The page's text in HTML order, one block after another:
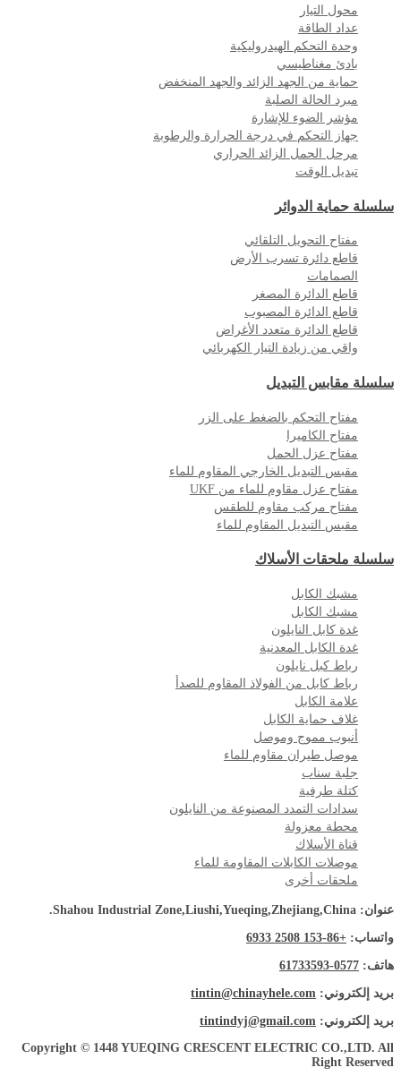
محول التيار
عداد الطاقة
وحدة التحكم الهيدروليكية
بادئ مغناطيسي
حماية من الجهد الزائد والجهد المنخفض
مبرد الحالة الصلبة
مؤشر الضوء للإشارة
جهاز التحكم في درجة الحرارة والرطوبة
مرحل الحمل الزائد الحراري
تبديل الوقت
سلسلة حماية الدوائر
مفتاح التحويل التلقائي
قاطع دائرة تسرب الأرض
الصمامات
قاطع الدائرة المصغر
قاطع الدائرة المصبوب
قاطع الدائرة متعدد الأغراض
واقي من زيادة التيار الكهربائي
سلسلة مقابس التبديل
مفتاح التحكم بالضغط على الزر
مفتاح الكاميرا
مفتاح عزل الحمل
مقبس التبديل الخارجي المقاوم للماء
مفتاح عزل مقاوم للماء من UKF
مفتاح مركب مقاوم للطقس
مقبس التبديل المقاوم للماء
سلسلة ملحقات الأسلاك
مشبك الكابل
مشبك الكابل
غدة كابل النايلون
غدة الكابل المعدنية
رباط كبل نايلون
رباط كابل من الفولاذ المقاوم للصدأ
علامة الكابل
غلاف حماية الكابل
أنبوب مموج وموصل
موصل طيران مقاوم للماء
جلبة سناب
كتلة طرفية
سدادات التمدد المصنوعة من النايلون
محطة معزولة
قناة الأسلاك
موصلات الكابلات المقاومة للماء
ملحقات أخرى
عنوان: Shahou Industrial Zone,Liushi,Yueqing,Zhejiang,China.
واتساب: +86-153 2508 6933
هاتف: 0577-61733593
بريد إلكتروني: tintin@chinayhele.com
بريد إلكتروني: tintindyj@gmail.com
Copyright © 1448 YUEQING CRESCENT ELECTRIC CO.,LTD. All
Right Reserved